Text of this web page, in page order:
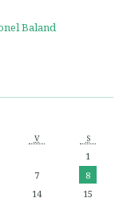
Baland
V S
1
7
8
14
15